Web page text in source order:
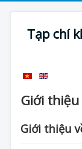
Tạp chí
Giới
Giới thiệu